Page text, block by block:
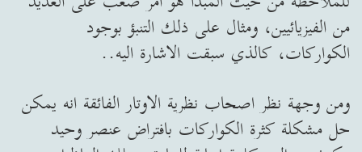
من الفيزيائيين، ومثال على ذلك التنبؤ بوجود
الكواركات، كالذي سبقت الاشارة اليه..
ومن وجهة نظر اصحاب نظرية الاوتار الفائقة انه يمكن
حل مشكلة كثرة الكواركات بافتراض عنصر وحيد